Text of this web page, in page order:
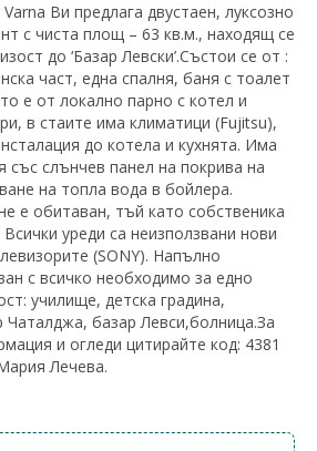
Ви предлага двустаен, луксозно
с чиста площ – 63 кв.м., находящ се
до ‘Базар Левски’.Състои се от :
част, една спалня, баня с тоалет
е от локално парно с котел и
в стаите има климатици (Fujitsu),
до котела и кухнята. Има
със слънчев панел на покрива на
на топла вода в бойлера.
е обитаван, тъй като собственика
уреди са неизползвани нови
(SONY). Напълно
с всичко необходимо за едно
училище, детска градина,
Чаталджа, базар Левси,болница.За
и огледи цитирайте код: 4381
Лечева.